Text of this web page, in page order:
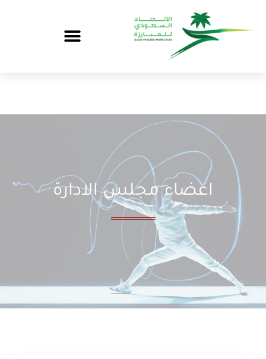
اعضاء مجلس الادارة